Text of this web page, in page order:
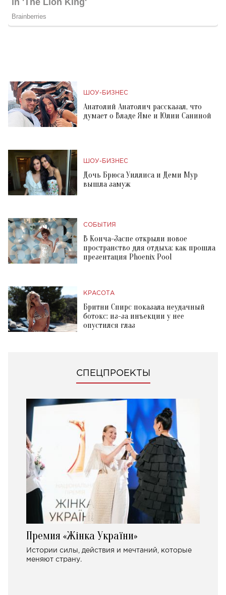
ШОУ-БИЗНЕС
Анатолий Анатолич рассказал, что
думает о Владе Яме и Юлии Саниной
ШОУ-БИЗНЕС
Дочь Брюса Уиллиса и Деми Мур
вышла замуж
СОБЫТИЯ
В Конча-Заспе открыли новое
пространство для отдыха: как прошла
презентация Phoenix Pool
КРАСОТА
Бритни Спирс показала неудачный
ботокс: из-за инъекции у нее
опустился глаз
СПЕЦПРОЕКТЫ
Премия «Жінка України»
Истории силы, действия и мечтаний, которые
меняют страну.